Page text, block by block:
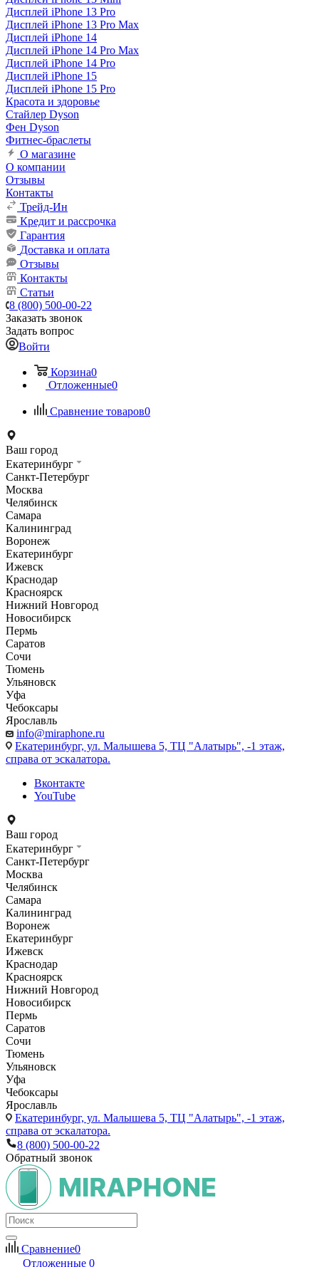
Дисплей iPhone 13 Pro
Дисплей iPhone 13 Pro Max
Дисплей iPhone 14
Дисплей iPhone 14 Pro Max
Дисплей iPhone 14 Pro
Дисплей iPhone 15
Дисплей iPhone 15 Pro
Красота и здоровье
Стайлер Dyson
Фен Dyson
Фитнес-браслеты
О магазине
О компании
Отзывы
Контакты
Трейд-Ин
Кредит и рассрочка
Гарантия
Доставка и оплата
Отзывы
Контакты
Статьи
8 (800) 500-00-22
Заказать звонок
Задать вопрос
Войти
Корзина0
Отложенные0
Сравнение товаров0
Ваш город
Екатеринбург
Санкт-Петербург
Москва
Челябинск
Самара
Калининград
Воронеж
Екатеринбург
Ижевск
Краснодар
Красноярск
Нижний Новгород
Новосибирск
Пермь
Саратов
Сочи
Тюмень
Ульяновск
Уфа
Чебоксары
Ярославль
info@miraphone.ru
Екатеринбург, ул. Малышева 5, ТЦ "Алатырь", -1 этаж,
справа от эскалатора.
Вконтакте
YouTube
Ваш город
Екатеринбург
Санкт-Петербург
Москва
Челябинск
Самара
Калининград
Воронеж
Екатеринбург
Ижевск
Краснодар
Красноярск
Нижний Новгород
Новосибирск
Пермь
Саратов
Сочи
Тюмень
Ульяновск
Уфа
Чебоксары
Ярославль
Екатеринбург, ул. Малышева 5, ТЦ "Алатырь", -1 этаж,
справа от эскалатора.
8 (800) 500-00-22
Обратный звонок
Сравнение0
Отложенные 0